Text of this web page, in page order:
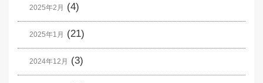
2025年2月 (4)
2025年1月 (21)
2024年12月 (3)